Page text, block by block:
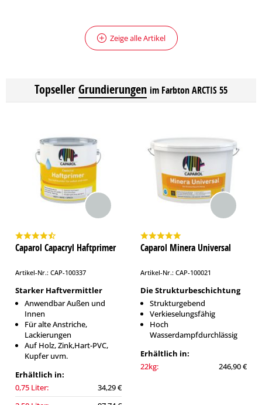
Zeige alle Artikel
TopsellerGrundierungen im Farbton ARCTIS 55
Caparol Capacryl Haftprimer
Artikel-Nr.: CAP-100337
Starker Haftvermittler
Anwendbar Außen und
Innen
Für alte Anstriche,
Lackierungen
Auf Holz, Zink,Hart-PVC,
Kupfer uvm.
Erhältlich in:
0,75 Liter:
34,29 €
Caparol Minera Universal
Artikel-Nr.: CAP-100021
Die Strukturbeschichtung
Strukturgebend
Verkieselungsfähig
Hoch
Wasserdampfdurchlässig
Erhältlich in:
22kg:
246,90 €